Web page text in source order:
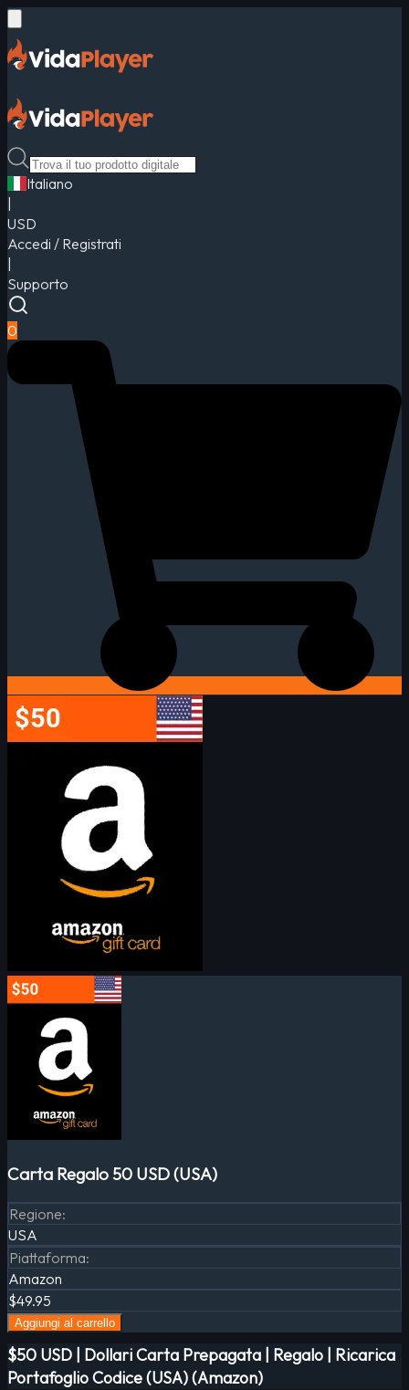
Italiano
USD
Accedi / Registrati
Supporto
0
Carta Regalo 50 USD (USA)
Regione:
USA
Piattaforma:
Amazon
$49.95
Aggiungi al carrello
$50 USD | Dollari Carta Prepagata | Regalo | Ricarica
Portafoglio Codice (USA) (Amazon)